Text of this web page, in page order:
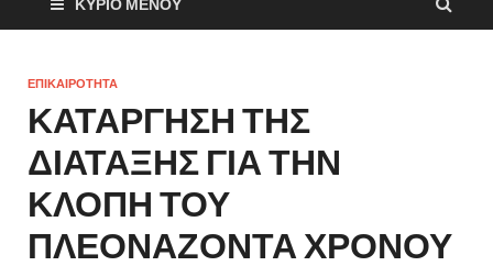
Αθηνών
ΚΎΡΙΟ ΜΕΝΟΎ
ΕΠΙΚΑΙΡΟΤΗΤΑ
ΚΑΤΑΡΓΗΣΗ ΤΗΣ
ΔΙΑΤΑΞΗΣ ΓΙΑ ΤΗΝ
ΚΛΟΠΗ ΤΟΥ
ΠΛΕΟΝΑΖΟΝΤΑ ΧΡΟΝΟΥ